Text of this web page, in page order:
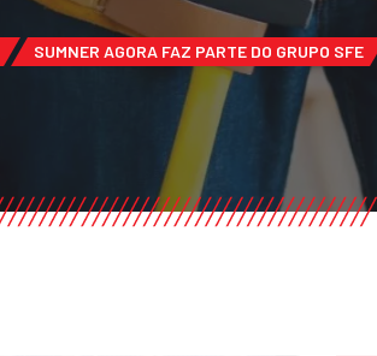
SUMNER AGORA FAZ PARTE DO GRUPO SFE